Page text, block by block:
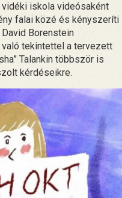
vidéki iskola videósaként
falai közé és kényszeríti
Borenstein
tekintettel a tervezett
Talankin többször is
kérdéseikre.